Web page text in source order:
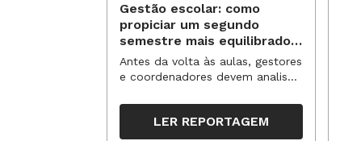
Gestão escolar: como
propiciar um segundo
semestre mais equilibrado
para os professores?
Antes da volta às aulas, gestores
e coordenadores devem analisar
organizar ações para orientar o
trabalho pedagógico ao longo
do período
LER REPORTAGEM